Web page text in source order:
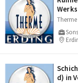
d) in